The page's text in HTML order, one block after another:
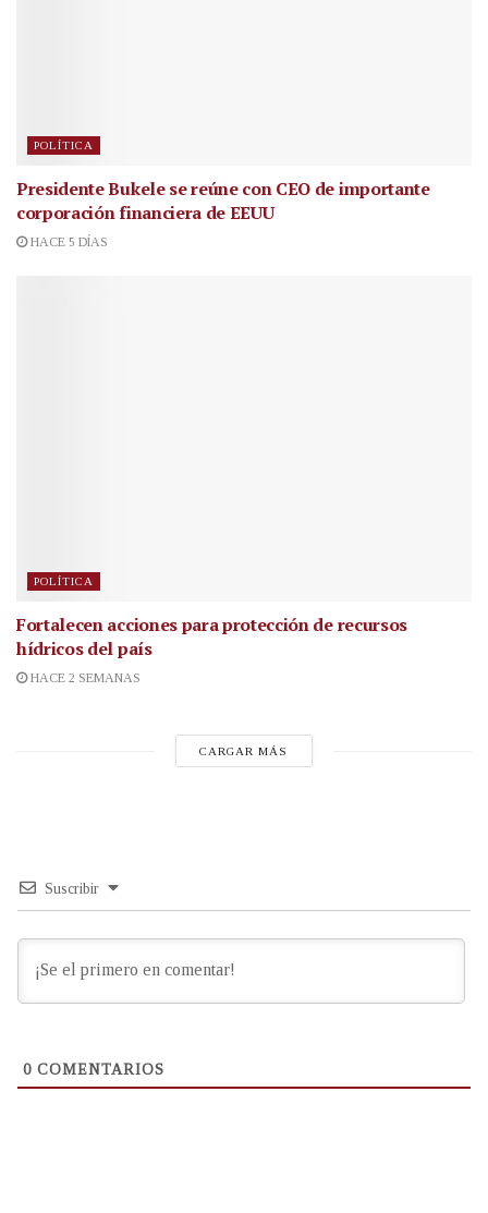
POLÍTICA
Presidente Bukele se reúne con CEO de importante
corporación financiera de EEUU
HACE 5 DÍAS
POLÍTICA
Fortalecen acciones para protección de recursos
hídricos del país
HACE 2 SEMANAS
CARGAR MÁS
Suscribir
0 COMENTARIOS